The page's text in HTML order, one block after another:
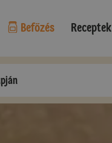
Befőzés Receptek